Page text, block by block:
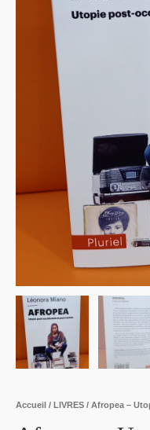
Accueil / LIVRES / Afropea –